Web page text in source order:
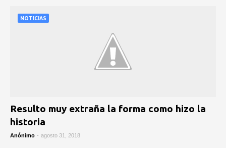
NOTICIAS
Resulto muy extraña la forma como hizo la
historia
Anónimo - agosto 31, 2018